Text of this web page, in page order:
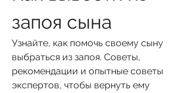
запоя сына
Узнайте, как помочь своему сыну
выбраться из запоя. Советы,
рекомендации и опытные советы
экспертов, чтобы вернуть ему